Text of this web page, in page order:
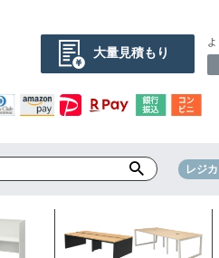
大量見積もり
レジ